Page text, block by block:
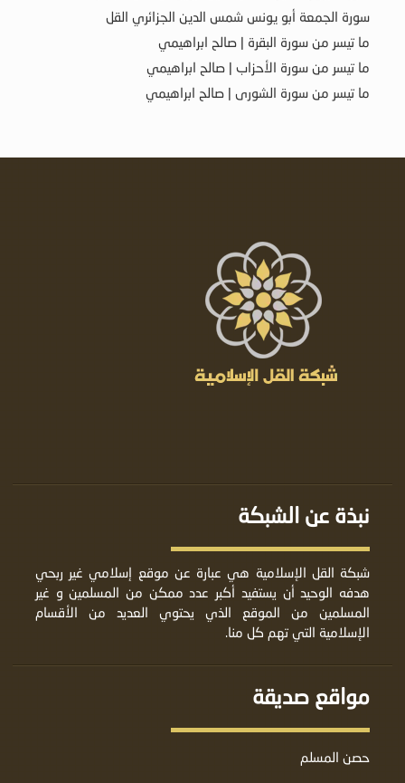
سورة الجمعة أبو يونس شمس الدين الجزائري القل
ما تيسر من سورة البقرة | صالح ابراهيمي
ما تيسر من سورة الأحزاب | صالح ابراهيمي
ما تيسر من سورة الشورى | صالح ابراهيمي
نبذة عن الشبكة
شبكة القل الإسلامية هي عبارة عن موقع إسلامي غير ربحي
هدفه الوحيد أن يستفيد أكبر عدد ممكن من المسلمين و غير
المسلمين من الموقع الذي يحتوي العديد من الأقسام
الإسلامية التي تهم كل منا.
مواقع صديقة
حصن المسلم